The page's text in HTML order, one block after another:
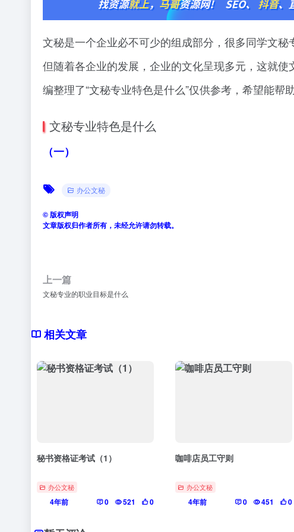
文秘是一个企业必不可少的组成部分，很多同学文
但随着各企业的发展，企业的文化呈现多元，这就
编整理了“文秘专业特色是什么”仅供参考，希望能帮
文秘专业特色是什么
（一）
办公文秘
©版权声明
文章版权归作者所有，未经允许请勿转载。
上一篇
文秘专业的职业目标是什么
相关文章
秘书资格证考试（1）
办公文秘
4年前 0 521 0
咖啡店员工守则
办公文秘
4年前 0 451 0